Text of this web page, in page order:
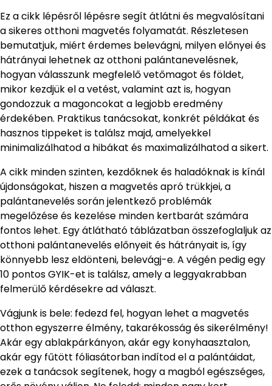
Ez a cikk lépésről lépésre segít átlátni és megvalósítani
a sikeres otthoni magvetés folyamatát. Részletesen
bemutatjuk, miért érdemes belevágni, milyen előnyei és
hátrányai lehetnek az otthoni palántanevelésnek,
hogyan válasszunk megfelelő vetőmagot és földet,
mikor kezdjük el a vetést, valamint azt is, hogyan
gondozzuk a magoncokat a legjobb eredmény
érdekében. Praktikus tanácsokat, konkrét példákat és
hasznos tippeket is találsz majd, amelyekkel
minimalizálhatod a hibákat és maximalizálhatod a sikert.
A cikk minden szinten, kezdőknek és haladóknak is kínál
újdonságokat, hiszen a magvetés apró trükkjei, a
palántanevelés során jelentkező problémák
megelőzése és kezelése minden kertbarát számára
fontos lehet. Egy átlátható táblázatban összefoglaljuk az
otthoni palántanevelés előnyeit és hátrányait is, így
könnyebb lesz eldönteni, belevágj-e. A végén pedig egy
10 pontos GYIK-et is találsz, amely a leggyakrabban
felmerülő kérdésekre ad választ.
Vágjunk is bele: fedezd fel, hogyan lehet a magvetés
otthon egyszerre élmény, takarékosság és sikerélmény!
Akár egy ablakpárkányon, akár egy konyhaasztalon,
akár egy fűtött fóliasátorban indítod el a palántáidat,
ezek a tanácsok segítenek, hogy a magból egészséges,